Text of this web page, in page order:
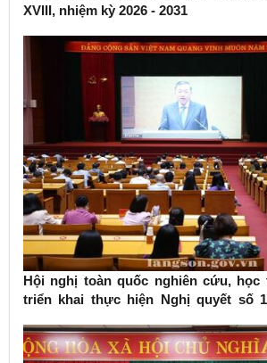
XVIII, nhiệm kỳ 2026 - 2031
Hội nghị toàn quốc nghiên cứu, học
triển khai thực hiện Nghị quyết số